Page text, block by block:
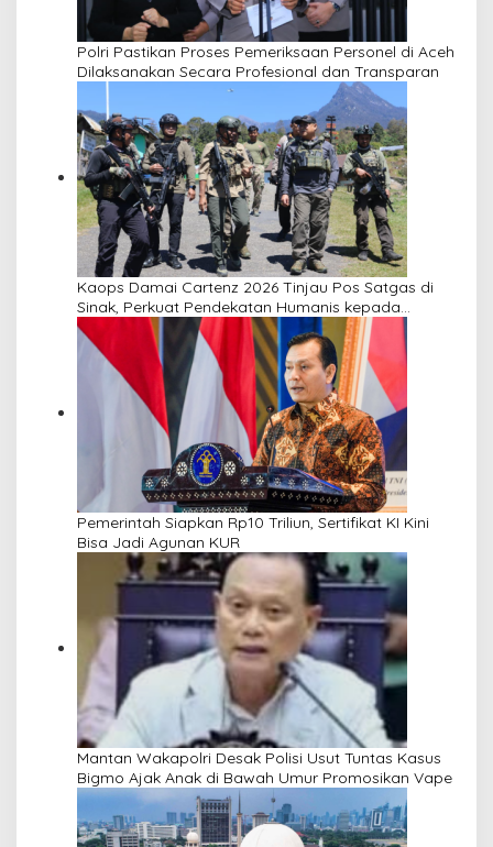
Polri Pastikan Proses Pemeriksaan Personel di Aceh
Dilaksanakan Secara Profesional dan Transparan
Kaops Damai Cartenz 2026 Tinjau Pos Satgas di
Sinak, Perkuat Pendekatan Humanis kepada
Masyarakat
Pemerintah Siapkan Rp10 Triliun, Sertifikat KI Kini
Bisa Jadi Agunan KUR
Mantan Wakapolri Desak Polisi Usut Tuntas Kasus
Bigmo Ajak Anak di Bawah Umur Promosikan Vape